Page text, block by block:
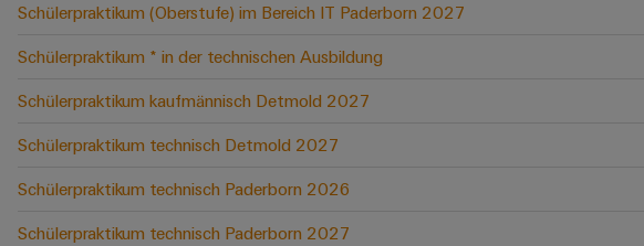
Schülerpraktikum (Oberstufe) im Bereich IT Paderborn 2027
Schülerpraktikum * in der technischen Ausbildung
Schülerpraktikum kaufmännisch Detmold 2027
Schülerpraktikum technisch Detmold 2027
Schülerpraktikum technisch Paderborn 2026
Schülerpraktikum technisch Paderborn 2027